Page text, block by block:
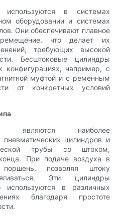
в системах
оборудовании и системах
Они обеспечивают плавное
что делает их
требующих высокой
Бесштоковые цилиндры
конфигурациях, например, с
муфтой и с ременным
от конкретных условий
являются наиболее
цилиндров и
трубы со штоком,
При подаче воздуха в
позволяя штоку
Эти цилиндры
в различных
благодаря простоте